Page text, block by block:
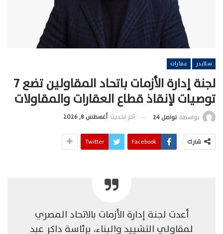
سلايدر عقارات
لجنة إدارة الأزمات باتحاد المقاولين تضع 7
توصيات لإنقاذ قطاع العقارات والمقاولات
بواسطة تواصل 24 آخر تحديث أغسطس 8, 2026
شارك Facebook
Twitter
أعدت لجنة إدارة الأزمات بالاتحاد المصري
لمقاولي التشييد والبناء، برئاسة داكر عبد